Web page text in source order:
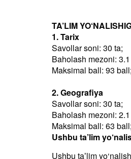
TA’LIM
1. Tarix
Savollar soni: 30 ta;
Baholash mezoni:
Maksimal ball: 93 ball;
2. Geografiya
Savollar soni: 30 ta;
Baholash mezoni:
Maksimal ball: 63 ball;
Ushbu ta’lim
Ushbu taʼlim